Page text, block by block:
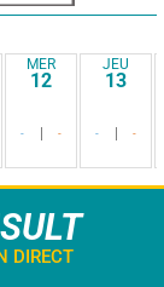
MER
12
- -
JEU
13
- -
DIRECT